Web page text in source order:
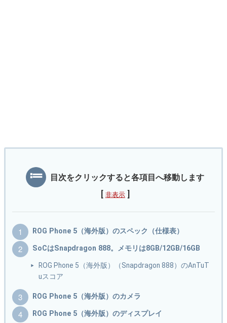
目次をクリックすると各項目へ移動します
非表示
ROG Phone 5（海外版）のスペック（仕様表）
SoCはSnapdragon 888。メモリは8GB/12GB/16GB
ROG Phone 5（海外版）（Snapdragon 888）のAnTuT
uスコア
ROG Phone 5（海外版）のカメラ
ROG Phone 5（海外版）のディスプレイ